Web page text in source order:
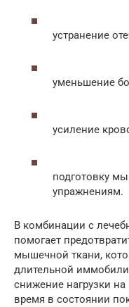
устранение
уменьшение
усиление
подготовку
упражнениям.
В комбинации с
помогает
мышечной ткани,
длительной
снижение нагрузки
время в состоянии